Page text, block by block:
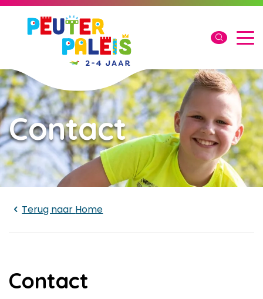
Laden...
Contact
Terug naar Home
Contact